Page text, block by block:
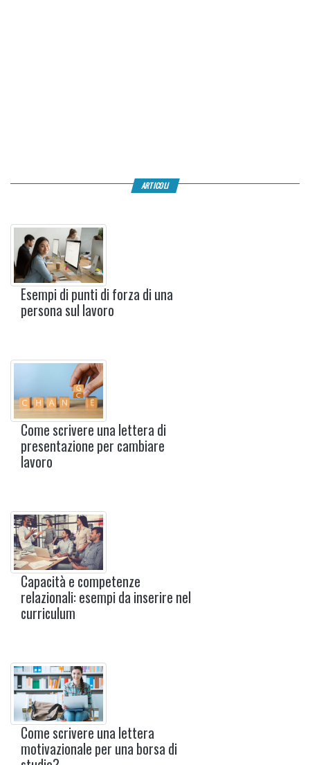
ARTICOLI
Esempi di punti di forza di una
persona sul lavoro
Come scrivere una lettera di
presentazione per cambiare
lavoro
Capacità e competenze
relazionali: esempi da inserire nel
curriculum
Come scrivere una lettera
motivazionale per una borsa di